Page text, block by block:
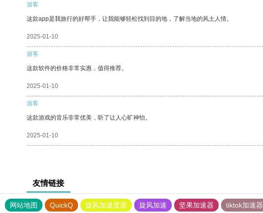
游客
这款app是我旅行的好帮手，让我能够轻松找到目的地，了解当地的风土人情。
2025-01-10
游客
这款软件的价格非常实惠，值得推荐。
2025-01-10
游客
这款游戏的音乐非常优美，听了让人心旷神怡。
2025-01-10
友情链接
网站地图 QuickQ 旋风加速度器 旋风加速 坚果加速器 tiktok加速器